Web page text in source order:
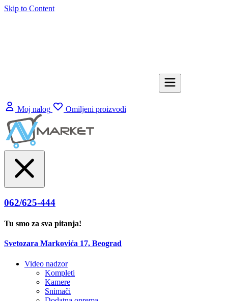
Skip to Content
Moj nalog Omiljeni proizvodi
062/625-444
Tu smo za sva pitanja!
Svetozara Markovića 17, Beograd
Video nadzor
Kompleti
Kamere
Snimači